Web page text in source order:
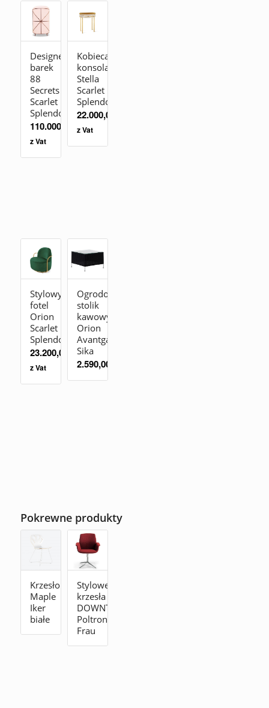
Designerski
barek
88
Secrets
Scarlet
Splendour
110.000,00 zł
z Vat
Kobieca
konsola
Stella
Scarlet
Splendour
22.000,00
z Vat
Stylowy
fotel
Orion
Scarlet
Splendour
23.200,00
z Vat
Ogrodowy
stolik
kawowy
Orion
Avantgarde
Sika
2.590,00
Pokrewne produkty
Krzesło
Maple
Iker
białe
Stylowe
krzesła
DOWNTOWN_CONFERENCE
Poltrona
Frau